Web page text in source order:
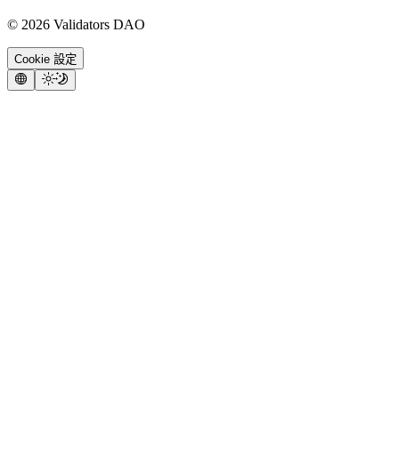
© 2026 Validators DAO
Cookie 設定